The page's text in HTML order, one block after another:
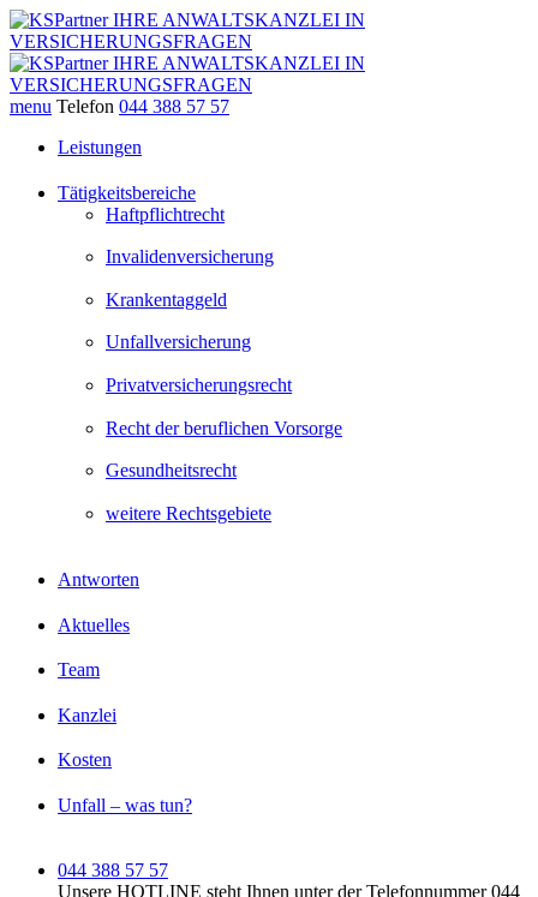
menu Telefon 044 388 57 57
Leistungen
Tätigkeitsbereiche
Haftpflichtrecht
Invalidenversicherung
Krankentaggeld
Unfallversicherung
Privatversicherungsrecht
Recht der beruflichen Vorsorge
Gesundheitsrecht
weitere Rechtsgebiete
Antworten
Aktuelles
Team
Kanzlei
Kosten
Unfall – was tun?
044 388 57 57
Unsere HOTLINE steht Ihnen unter der Telefonnummer 044